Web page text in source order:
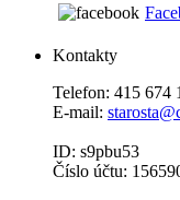
Kontakty
Telefon: 415 674
E-mail:
ID: s9pbu53
Číslo účtu: